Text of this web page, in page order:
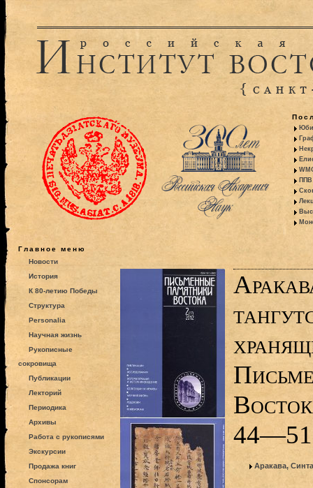
ППВ
Главное меню
Новости
История
К 80-летию Победы
Структура
Personalia
Научная жизнь
Рукописные
сокровища
Публикации
Лекторий
Периодика
Архивы
Работа с рукописями
Экскурсии
Продажа книг
Спонсорам
Аракава,